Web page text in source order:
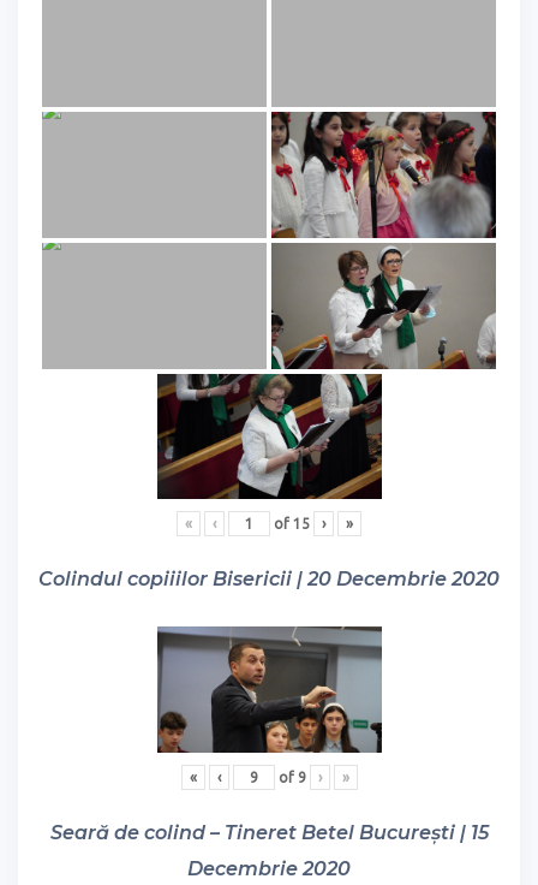
« ‹ of 15 › »
Colindul copiiilor Bisericii | 20 Decembrie 2020
« ‹ of 9 › »
Seară de colind – Tineret Betel București | 15
Decembrie 2020